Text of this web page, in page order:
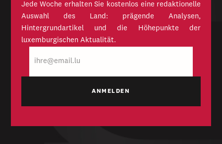
Jede Woche erhalten Sie kostenlos eine redaktionelle
Auswahl des Land: prägende Analysen,
Hintergrundartikel und die Höhepunkte der
luxemburgischen Aktualität.
Mail